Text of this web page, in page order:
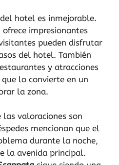
hotel es inmejorable.
impresionantes
pueden disfrutar
del hotel. También
y atracciones
lo convierte en un
la zona.
valoraciones son
mencionan que el
durante la noche,
la avenida principal.